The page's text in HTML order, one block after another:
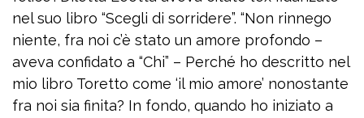
nel suo libro “Scegli di sorridere”. “Non rinnego
niente, fra noi c’è stato un amore profondo –
aveva confidato a “Chi” – Perché ho descritto nel
mio libro Toretto come ‘il mio amore’ nonostante
fra noi sia finita? In fondo, quando ho iniziato a